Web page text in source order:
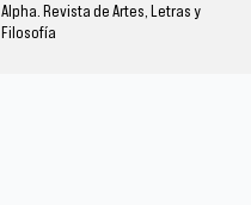
Alpha. Revista de Artes, Letras y
Filosofía